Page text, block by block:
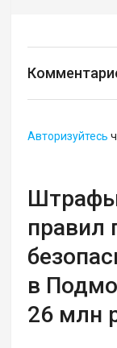
Авторизуйтесь
Штрафы
правил
в
26 млн